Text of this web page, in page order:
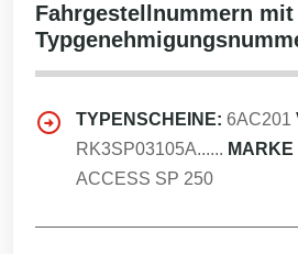
Fahrgestellnummern
TYPENSCHEINE: 6AC201
RK3SP03105A......
ACCESS SP 250